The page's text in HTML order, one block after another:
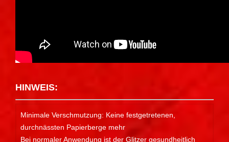
HINWEIS:
Minimale Verschmutzung: Keine festgetretenen,
durchnässten Papierberge mehr
Bei normaler Anwendung ist der Glitzer gesundheitlich